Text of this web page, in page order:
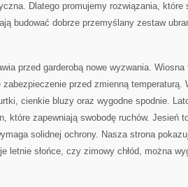
Dlatego promujemy rozwiązania, które
budować dobrze przemyślany zestaw
przed garderobą nowe wyzwania.
przed zmienną temperaturą.
cienkie bluzy oraz wygodne spodnie.
które zapewniają swobodę ruchów. Jesień
solidnej ochrony. Nasza strona
letnie słońce, czy zimowy chłód, można